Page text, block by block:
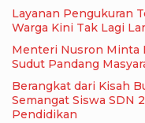
Layanan Pengukuran
Warga Kini Tak Lagi
Menteri Nusron Minta
Sudut Pandang
Berangkat dari Kisah
Semangat Siswa SDN
Pendidikan